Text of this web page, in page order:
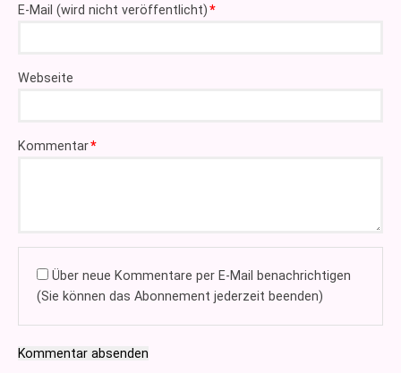
Pflichtfeld
E-Mail (wird nicht veröffentlicht)*
Webseite
Pflichtfeld
Kommentar*
Über neue Kommentare per E-Mail benachrichtigen
(Sie können das Abonnement jederzeit beenden)
Kommentar absenden